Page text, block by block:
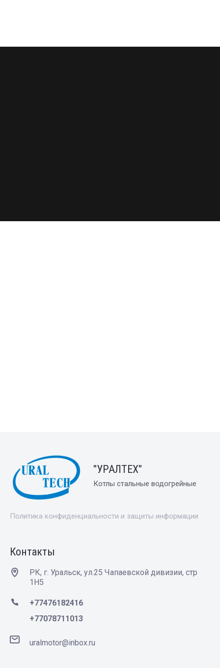
"УРАЛТЕХ"
Котлы стальные водогрейные
Политика конфиденциальности и защиты информации
Контакты
РК, г. Уральск, ул.25 Чапаевской дивизии, стр
1Н5
+77476182416
+77078711013
uralmotor@inbox.ru